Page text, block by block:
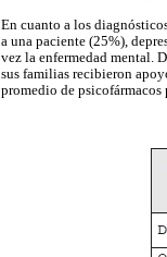
En cuanto a los
a una paciente (25%),
vez la enfermedad mental.
sus familias recibieron
promedio de psicofármacos